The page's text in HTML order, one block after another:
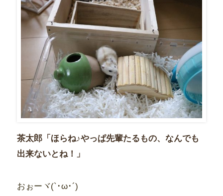
茶太郎「ほらね♪やっぱ先輩たるもの、なんでも
出来ないとね！」
おぉーヾ(`･ω･´)ゞ